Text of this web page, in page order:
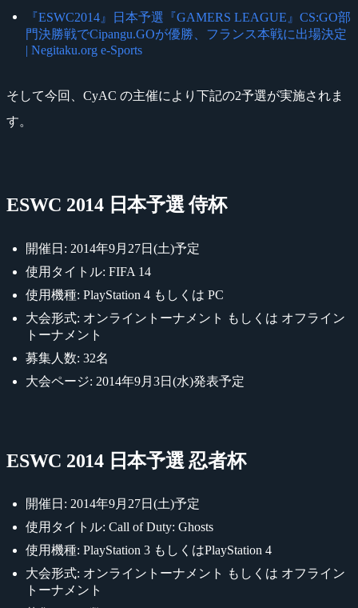
『ESWC2014』日本予選『GAMERS LEAGUE』CS:GO部
門決勝戦でCipangu.GOが優勝、フランス本戦に出場決定
| Negitaku.org e-Sports
そして今回、CyAC の主催により下記の2予選が実施されま
す。
ESWC 2014 日本予選 侍杯
開催日: 2014年9月27日(土)予定
使用タイトル: FIFA 14
使用機種: PlayStation 4 もしくは PC
大会形式: オンライントーナメント もしくは オフライン
トーナメント
募集人数: 32名
大会ページ: 2014年9月3日(水)発表予定
ESWC 2014 日本予選 忍者杯
開催日: 2014年9月27日(土)予定
使用タイトル: Call of Duty: Ghosts
使用機種: PlayStation 3 もしくはPlayStation 4
大会形式: オンライントーナメント もしくは オフライン
トーナメント